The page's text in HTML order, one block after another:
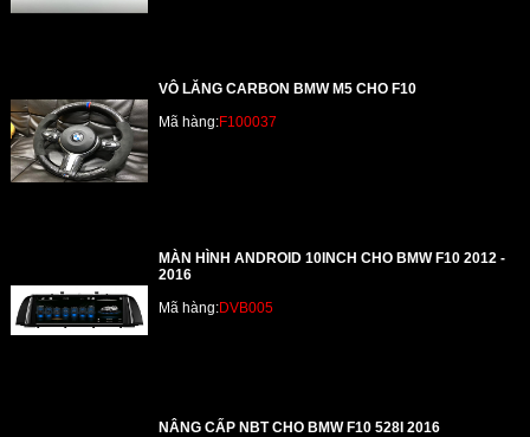
VÔ LĂNG CARBON BMW M5 CHO F10
Mã hàng:F100037
MÀN HÌNH ANDROID 10INCH CHO BMW F10 2012 -
2016
Mã hàng:DVB005
NÂNG CẤP NBT CHO BMW F10 528I 2016